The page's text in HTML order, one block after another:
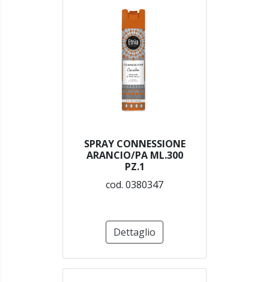
SPRAY CONNESSIONE
ARANCIO/PA ML.300
PZ.1
cod. 0380347
Dettaglio